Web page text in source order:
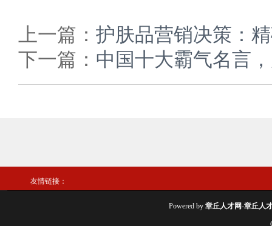
上一篇： 护肤品营销决策：
下一篇： 中国十大霸气名言
友情链接：
Powered by 章丘人才网-章丘人